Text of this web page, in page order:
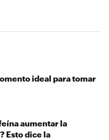
ideal para tomar
aumentar la
Esto dice la